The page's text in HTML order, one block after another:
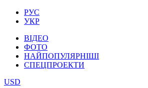
РУС
УКР
ВІДЕО
ФОТО
НАЙПОПУЛЯРНІШІ
СПЕЦПРОЕКТИ
USD